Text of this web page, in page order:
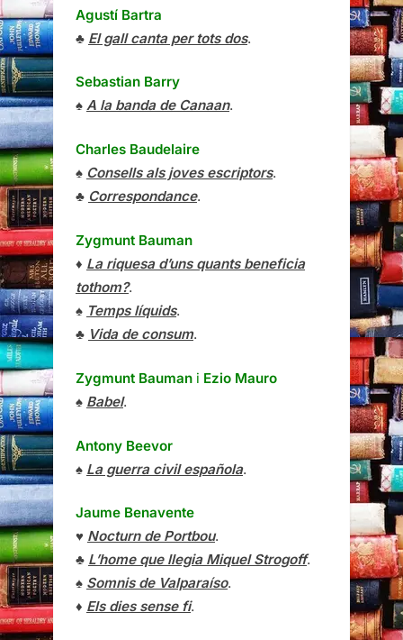
Agustí Bartra
♣ El gall canta per tots dos.
Sebastian Barry
♠ A la banda de Canaan.
Charles Baudelaire
♠ Consells als joves escriptors.
♣ Correspondance.
Zygmunt Bauman
♦ La riquesa d’uns quants beneficia
tothom?.
♠ Temps líquids.
♣ Vida de consum.
Zygmunt Bauman i Ezio Mauro
♠ Babel.
Antony Beevor
♠ La guerra civil española.
Jaume Benavente
♥ Nocturn de Portbou.
♣ L’home que llegia Miquel Strogoff.
♠ Somnis de Valparaíso.
♦ Els dies sense fi.